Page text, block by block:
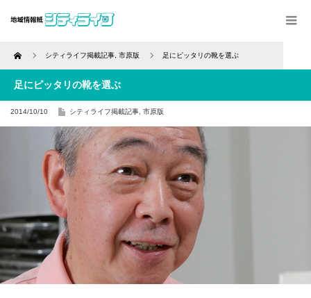
Home シティライフ掲載記事 市原版 足にピッタリの靴を選ぶ
足にピッタリの靴を選ぶ
2014/10/10 シティライフ掲載記事 市原版